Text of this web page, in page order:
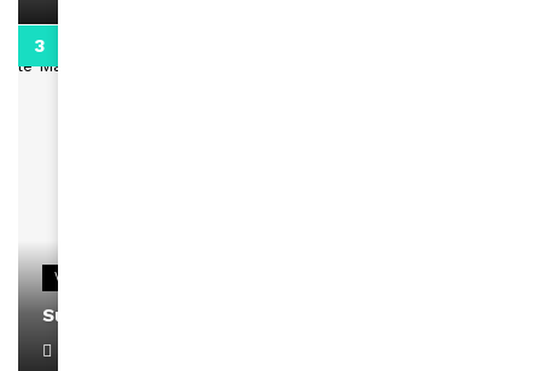
VIDEOS
Support Black Business Wee-kend